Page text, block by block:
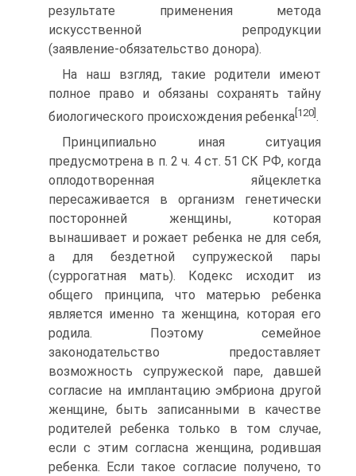
результате применения метода
искусственной репродукции
(заявление‑обязательство донора).
На наш взгляд, такие родители имеют
полное право и обязаны сохранять тайну
биологического происхождения ребенка [120] .
Принципиально иная ситуация
предусмотрена в п. 2 ч. 4 ст. 51 СК РФ, когда
оплодотворенная яйцеклетка
пересаживается в организм генетически
посторонней женщины, которая
вынашивает и рожает ребенка не для себя,
а для бездетной супружеской пары
(суррогатная мать). Кодекс исходит из
общего принципа, что матерью ребенка
является именно та женщина, которая его
родила. Поэтому семейное
законодательство предоставляет
возможность супружеской паре, давшей
согласие на имплантацию эмбриона другой
женщине, быть записанными в качестве
родителей ребенка только в том случае,
если с этим согласна женщина, родившая
ребенка. Если такое согласие получено, то